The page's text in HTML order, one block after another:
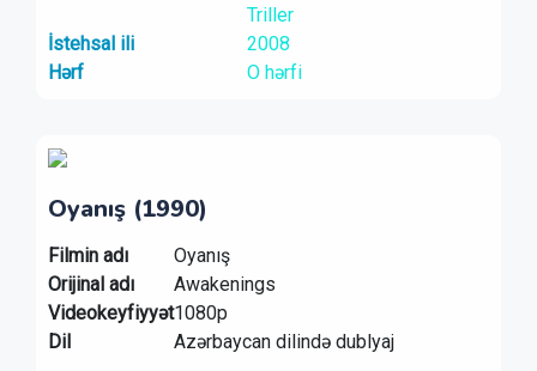
Triller
İstehsal ili
2008
Hərf
O hərfi
Oyanış (1990)
Filmin adı
Oyanış
Orijinal adı
Awakenings
Videokeyfiyyət1080p
Dil
Azərbaycan dilində dublyaj